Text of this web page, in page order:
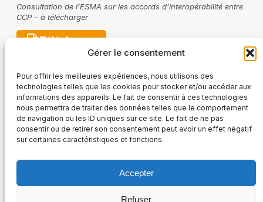
Gérer le consentement
Pour offrir les meilleures expériences, nous utilisons des
technologies telles que les cookies pour stocker et/ou accéder aux
informations des appareils. Le fait de consentir à ces technologies
nous permettra de traiter des données telles que le comportement
de navigation ou les ID uniques sur ce site. Le fait de ne pas
consentir ou de retirer son consentement peut avoir un effet négatif
sur certaines caractéristiques et fonctions.
Accepter
Refuser
Consultation de l’ESMA sur les accords d’interopérabilité entre
CCP – à télécharger
Télécharger